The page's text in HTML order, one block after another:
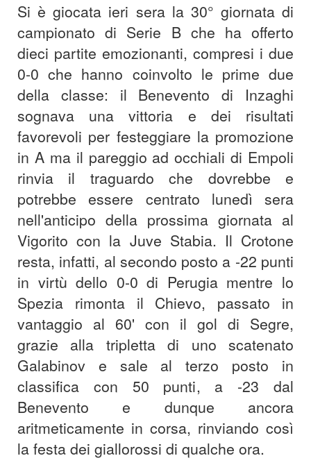
Si è giocata ieri sera la 30° giornata di
campionato di Serie B che ha offerto
dieci partite emozionanti, compresi i due
0-0 che hanno coinvolto le prime due
della classe: il Benevento di Inzaghi
sognava una vittoria e dei risultati
favorevoli per festeggiare la promozione
in A ma il pareggio ad occhiali di Empoli
rinvia il traguardo che dovrebbe e
potrebbe essere centrato lunedì sera
nell'anticipo della prossima giornata al
Vigorito con la Juve Stabia. Il Crotone
resta, infatti, al secondo posto a -22 punti
in virtù dello 0-0 di Perugia mentre lo
Spezia rimonta il Chievo, passato in
vantaggio al 60' con il gol di Segre,
grazie alla tripletta di uno scatenato
Galabinov e sale al terzo posto in
classifica con 50 punti, a -23 dal
Benevento e dunque ancora
aritmeticamente in corsa, rinviando così
la festa dei giallorossi di qualche ora.